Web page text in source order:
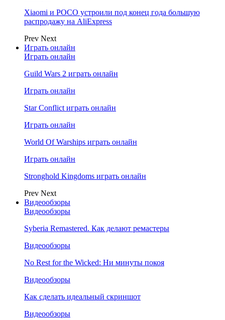
Xiaomi и POCO устроили под конец года большую
распродажу на AliExpress
Prev Next
Играть онлайн
Играть онлайн
Guild Wars 2 играть онлайн
Играть онлайн
Star Conflict играть онлайн
Играть онлайн
World Of Warships играть онлайн
Играть онлайн
Stronghold Kingdoms играть онлайн
Prev Next
Видеообзоры
Видеообзоры
Syberia Remastered. Как делают ремастеры
Видеообзоры
No Rest for the Wicked: Ни минуты покоя
Видеообзоры
Как сделать идеальный скриншот
Видеообзоры